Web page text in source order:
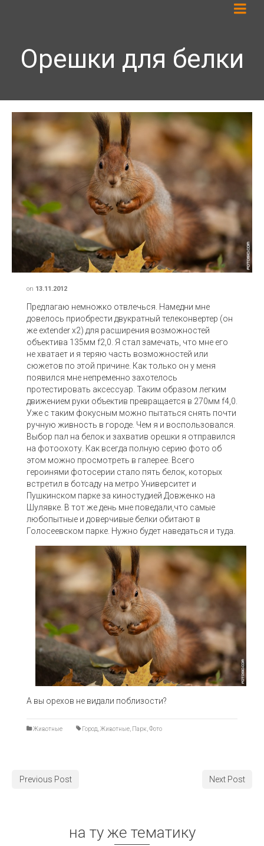
Орешки для белки
on 13.11.2012
Предлагаю немножко отвлечься. Намедни мне
довелось приобрести двукратный телеконвертер (он
же extender х2) для расширения возможностей
объектива 135мм f2,0. Я стал замечать, что мне его
не хватает и я теряю часть возможностей или
сюжетов по этой причине. Как только он у меня
появился мне непременно захотелось
протестировать аксессуар. Таким образом легким
движением руки объектив превращается в 270мм f4,0.
Уже с таким фокусным можно пытаться снять почти
ручную живность в городе. Чем я и воспользовался.
Выбор пал на белок и захватив орешки я отправился
на фотоохоту. Как всегда полную серию фото об
этом можно просмотреть в галерее. Всего
героинями фотосерии стало пять белок, которых
встретил в ботсаду на метро Университет и
Пушкинском парке за киностудией Довженко на
Шулявке. В тот же день мне поведали,что самые
любопытные и доверчивые белки обитают в
Голосеевском парке. Нужно будет наведаться и туда.
А вы орехов не видали поблизости?
Животные Город Животные Парк Фото
Previous Post Next Post
на ту же тематику